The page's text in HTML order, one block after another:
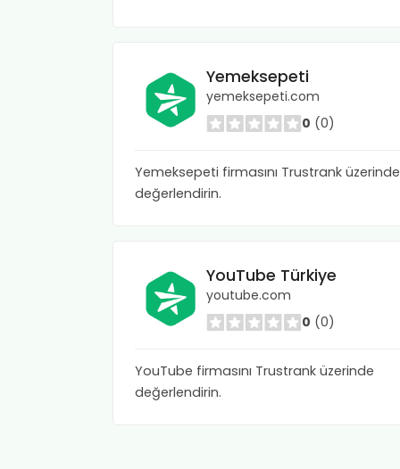
Yemeksepeti
yemeksepeti.com
0 (0)
Yemeksepeti firmasını Trustrank üzerinde
değerlendirin.
YouTube Türkiye
youtube.com
0 (0)
YouTube firmasını Trustrank üzerinde
değerlendirin.